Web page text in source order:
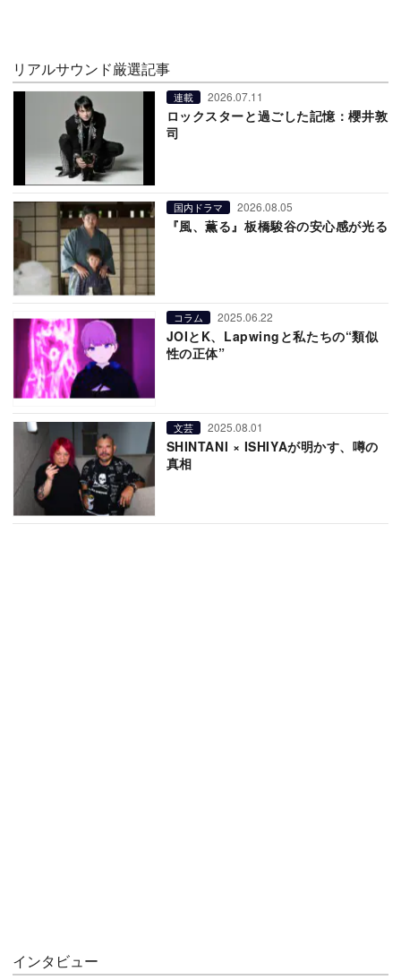
リアルサウンド厳選記事
連載 2026.07.11
ロックスターと過ごした記憶：櫻井敦
司
国内ドラマ 2026.08.05
『風、薫る』板橋駿谷の安心感が光る
コラム 2025.06.22
JOIとK、Lapwingと私たちの“類似
性の正体”
文芸 2025.08.01
SHINTANI × ISHIYAが明かす、噂の
真相
インタビュー